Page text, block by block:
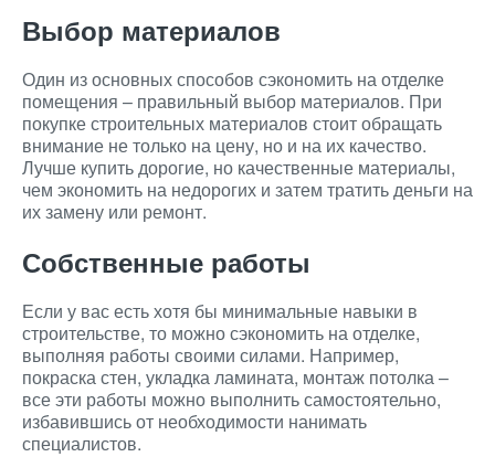
Выбор материалов
Один из основных способов сэкономить на отделке
помещения – правильный выбор материалов. При
покупке строительных материалов стоит обращать
внимание не только на цену, но и на их качество.
Лучше купить дорогие, но качественные материалы,
чем экономить на недорогих и затем тратить деньги на
их замену или ремонт.
Собственные работы
Если у вас есть хотя бы минимальные навыки в
строительстве, то можно сэкономить на отделке,
выполняя работы своими силами. Например,
покраска стен, укладка ламината, монтаж потолка –
все эти работы можно выполнить самостоятельно,
избавившись от необходимости нанимать
специалистов.